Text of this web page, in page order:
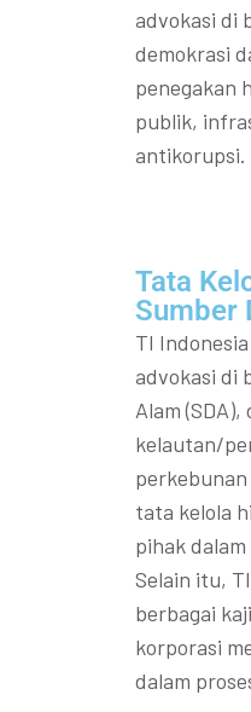
advokasi di
demokrasi
penegakan
publik,
antikorupsi.
Tata
Sumber
TI
advokasi di
Alam
kelautan/
tata kelola
pihak
Selain itu,
berbagai
korporasi
dalam